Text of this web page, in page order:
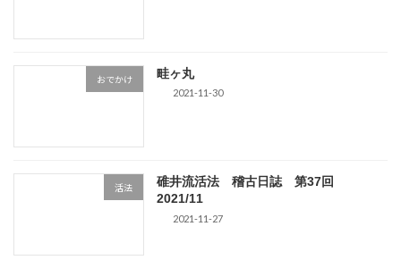
おでかけ 畦ヶ丸
2021-11-30
活法
碓井流活法 稽古日誌 第37回
2021/11
2021-11-27